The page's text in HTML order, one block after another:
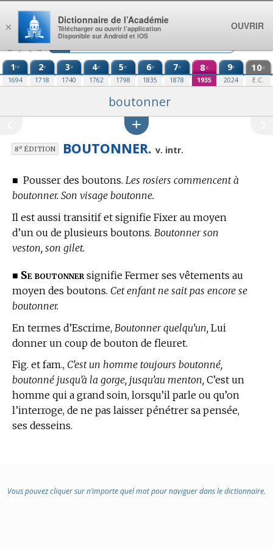
Aller au contenu
1re
1694
2e
1718
3e
1740
4e
1762
5e
1798
6e
1835
7e
1878
8e
1935
9e
2024
10e
E.C.
boutonner
8eÉDITION BOUTONNER. v. intr.
■ Pousser des boutons. Les rosiers commencent à
boutonner. Son visage boutonne.
Il est aussi transitif et signifie Fixer au moyen
d’un ou de plusieurs boutons. Boutonner son
veston, son gilet.
■ Se boutonner signifie Fermer ses vêtements au
moyen des boutons. Cet enfant ne sait pas encore se
boutonner.
En termes d’Escrime, Boutonner quelqu’un, Lui
donner un coup de bouton de fleuret.
Fig. et fam., C’est un homme toujours boutonné,
boutonné jusqu’à la gorge, jusqu’au menton, C’est un
homme qui a grand soin, lorsqu’il parle ou qu’on
l’interroge, de ne pas laisser pénétrer sa pensée,
ses desseins.
Vous pouvez cliquer sur n’importe quel mot pour naviguer dans le dictionnaire.
×
Dictionnaire de l’Académie
Télécharger ou ouvrir l’application
Disponible sur Android et iOS
OUVRIR